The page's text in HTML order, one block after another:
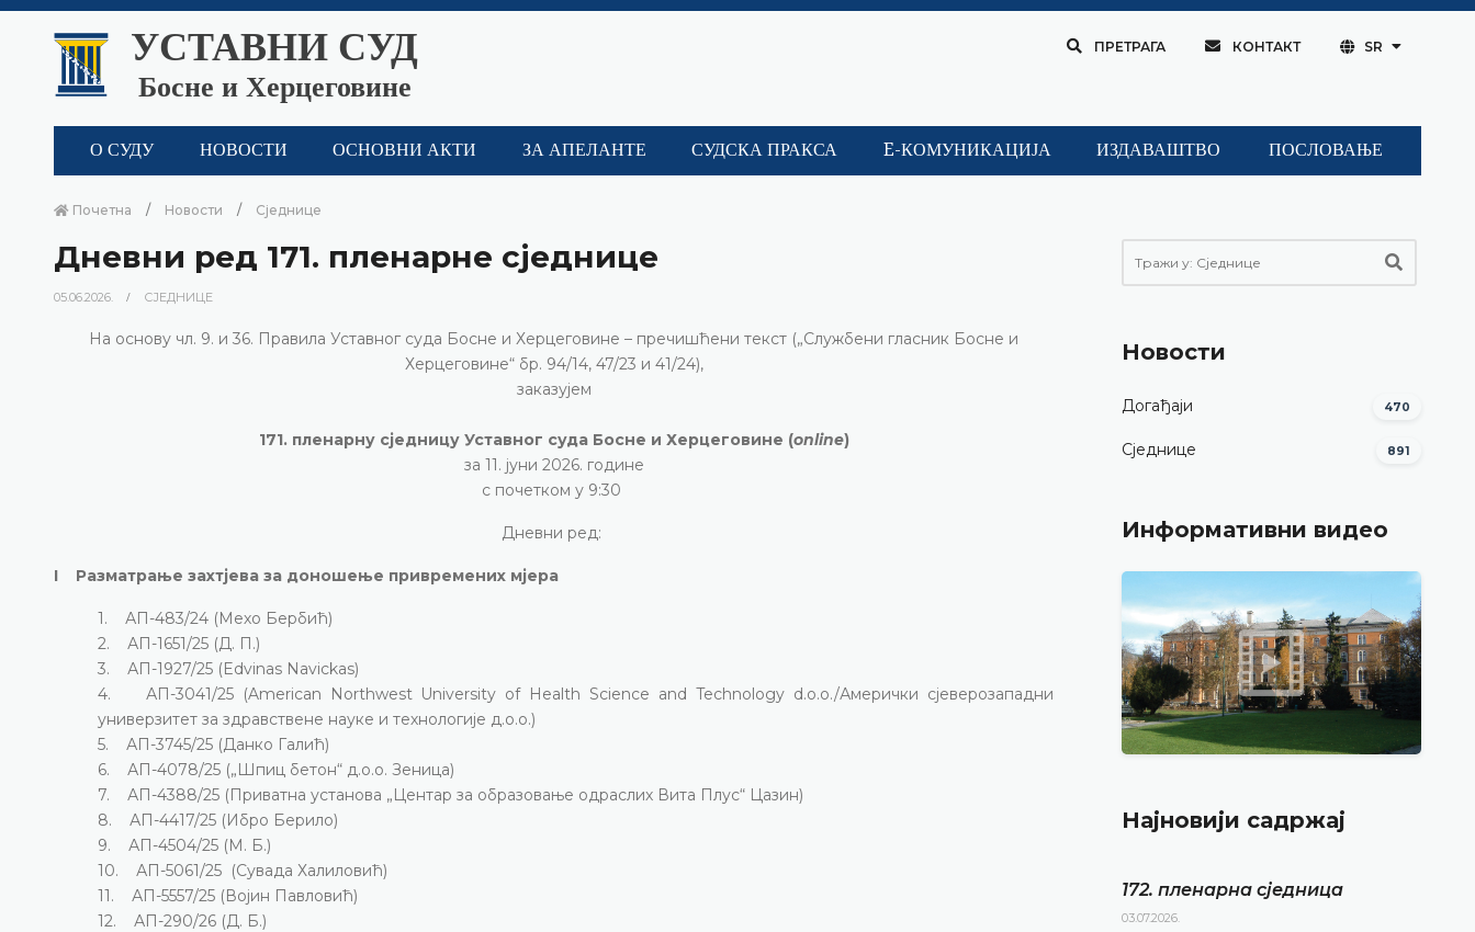
УСТАВНИ СУД
Босне и Херцеговине
ПРЕТРАГА КОНТАКТ SR
О СУДУ НОВОСТИ ОСНОВНИ АКТИ ЗА АПЕЛАНТЕ СУДСКА ПРАКСА E-КОМУНИКАЦИЈА ИЗДАВАШТВО ПОСЛОВАЊЕ
Почетна Новости Сједнице
Дневни ред 171. пленарне сједнице
05.06.2026. СЈЕДНИЦЕ
На основу чл. 9. и 36. Правила Уставног суда Босне и Херцеговине – пречишћени текст („Службени гласник Босне и
Херцеговине“ бр. 94/14, 47/23 и 41/24),
заказујем
171. пленарну сједницу Уставног суда Босне и Херцеговине (online)
за 11. јуни 2026. године
с почетком у 9:30
Дневни ред:
I Разматрање захтјева за доношење привремених мјера
1. АП-483/24 (Мехо Бербић)
2. АП-1651/25 (Д. П.)
3. АП-1927/25 (Edvinas Navickas)
4. АП-3041/25 (American Northwest University of Health Science and Technology d.o.o./Амерички сјеверозападни
универзитет за здравствене науке и технологије д.о.о.)
5. АП-3745/25 (Данко Галић)
6. АП-4078/25 („Шпиц бетон“ д.о.о. Зеница)
7. АП-4388/25 (Приватна установа „Центар за образовање одраслих Вита Плус“ Цазин)
8. АП-4417/25 (Ибро Берило)
9. АП-4504/25 (М. Б.)
10. АП-5061/25 (Сувада Халиловић)
11. АП-5557/25 (Војин Павловић)
12. АП-290/26 (Д. Б.)
Новости
Догађаји 470
Сједнице 891
Информативни видео
Најновији садржај
172. пленарна сједницa
03.07.2026.